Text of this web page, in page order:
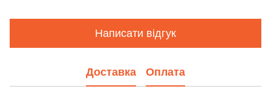
Написати відгук
Доставка Оплата